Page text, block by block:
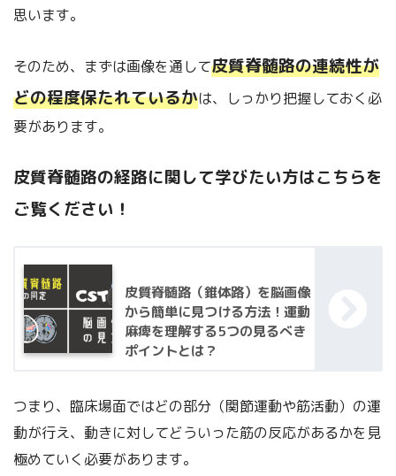
思います。
そのため、まずは画像を通して皮質脊髄路の連続性が
どの程度保たれているかは、しっかり把握しておく必
要があります。
皮質脊髄路の経路に関して学びたい方はこちらを
ご覧ください！
皮質脊髄路（錐体路）を脳画像
から簡単に見つける方法！運動
麻痺を理解する5つの見るべき
ポイントとは？
つまり、臨床場面ではどの部分（関節運動や筋活動）の運
動が行え、動きに対してどういった筋の反応があるかを見
極めていく必要があります。